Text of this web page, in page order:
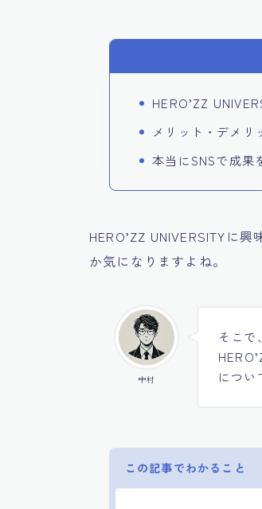
HERO’ZZ
メリット・デメリ
本当にSNSで成果
HERO’ZZ UNIVERSITYに
か気になりますよね。
中村
そこで
につい
この記事でわかること